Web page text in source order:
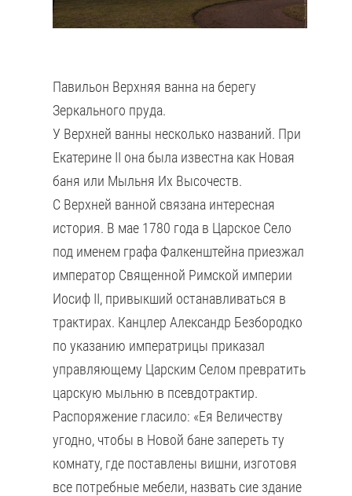
Павильон Верхняя ванна на берегу
Зеркального пруда.
У Верхней ванны несколько названий. При
Екатерине II она была известна как Новая
баня или Мыльня Их Высочеств.
С Верхней ванной связана интересная
история. В мае 1780 года в Царское Cело
под именем графа Фалкенштейна приезжал
император Священной Римской империи
Иосиф II, привыкший останавливаться в
трактирах. Канцлер Александр Безбородко
по указанию императрицы приказал
управляющему Царским Селом превратить
царскую мыльню в псевдотрактир.
Распоряжение гласило: «Ея Величеству
угодно, чтобы в Новой бане запереть ту
комнату, где поставлены вишни, изготовя
все потребные мебели, назвать сие здание